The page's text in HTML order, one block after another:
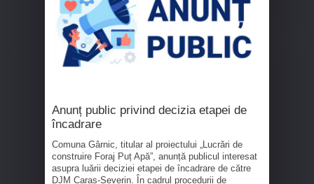
Anunț public privind decizia etapei de
încadrare
Comuna Gârnic, titular al proiectului „Lucrări de
construire Foraj Puț Apă”, anunță publicul interesat
asupra luării deciziei etapei de încadrare de către
DJM Caraș-Severin. În cadrul procedurii de